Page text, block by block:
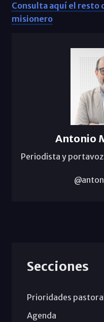
Consulta aquí el resto
misionero
Antonio
Periodista y portavoz
Secciones
Prioridades
Agenda